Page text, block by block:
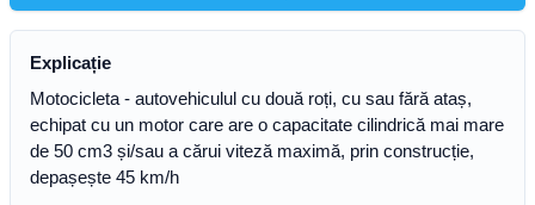
Explicație
Motocicleta - autovehiculul cu două roți, cu sau fără ataș,
echipat cu un motor care are o capacitate cilindrică mai mare
de 50 cm3 și/sau a cărui viteză maximă, prin construcție,
depașește 45 km/h